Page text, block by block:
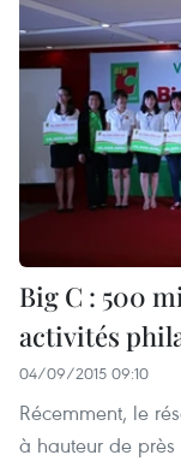
Big C : 500
activités
04/09/2015 09:10
Récemment, le
à hauteur de